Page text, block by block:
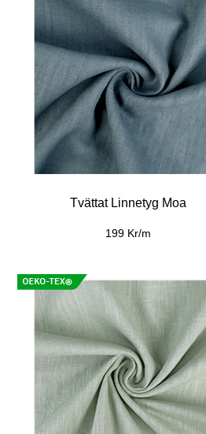
Tvättat Linnetyg Moa
199 Kr/m